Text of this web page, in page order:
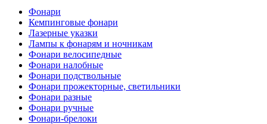
Фонари
Кемпинговые фонари
Лазерные указки
Лампы к фонарям и ночникам
Фонари велосипедные
Фонари налобные
Фонари подствольные
Фонари прожекторные, светильники
Фонари разные
Фонари ручные
Фонари-брелоки